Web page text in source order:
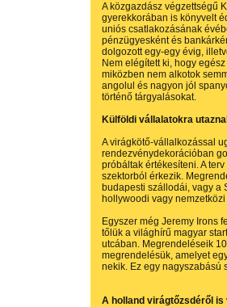
A közgazdász végzettségű
gyerekkorában is könyvelt
uniós csatlakozásának
pénzügyesként és
dolgozott egy-egy évig,
Nem elégített ki, hogy
miközben nem alkotok
angolul és nagyon jól
történő tárgyalásokat.
Külföldi vállalatokra
A virágkötő-vállalkozással
rendezvénydekorációban
próbáltak értékesíteni. A
szektorból érkezik.
budapesti szállodái, vagy a
hollywoodi vagy
Egyszer még Jeremy Irons
tőlük a világhírű magyar
utcában. Megrendeléseik
megrendelésük, amelyet
nekik. Ez egy nagyszabású
A holland virágtőzsdéről